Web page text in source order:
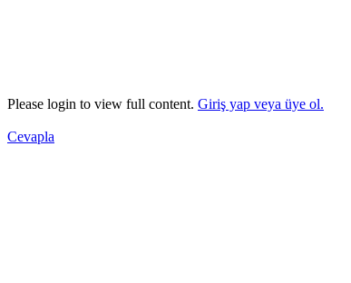
Please login to view full content. Giriş yap veya üye ol.
Cevapla